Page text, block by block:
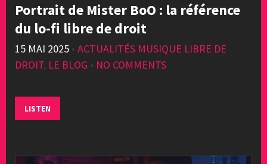
Portrait de Mister BoO : la référence
du lo-fi libre de droit
15 MAI 2025 • ACTUALITÉS MUSIQUE LIBRE DE
DROIT, LE BLOG • NO COMMENTS
LISTEN